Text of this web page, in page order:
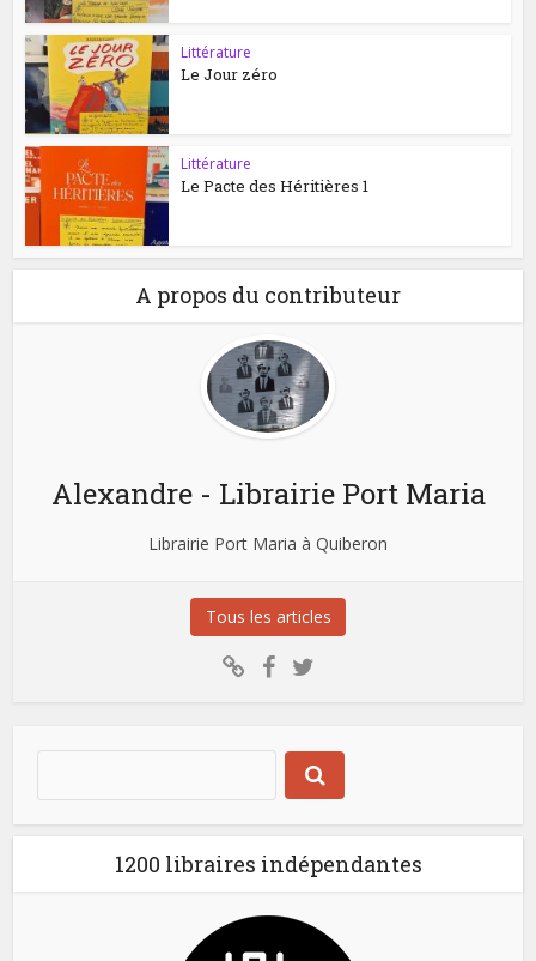
Littérature
Le Jour zéro
Littérature
Le Pacte des Héritières 1
A propos du contributeur
Alexandre - Librairie Port Maria
Librairie Port Maria à Quiberon
Tous les articles
1200 libraires indépendantes